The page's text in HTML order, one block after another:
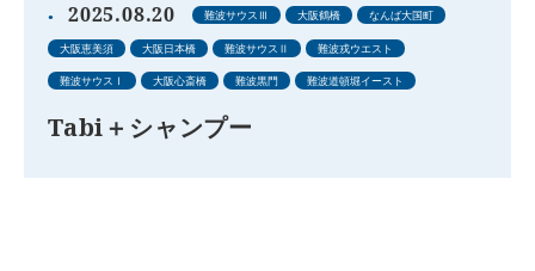
2025.08.20 難波サウスⅢ 大阪鶴橋 なんば大国町
大阪恵美須 大阪日本橋 難波サウスⅡ 難波戎ウエスト
難波サウスⅠ 大阪心斎橋 難波黒門 難波道頓堀イースト
Tabi＋シャンプー